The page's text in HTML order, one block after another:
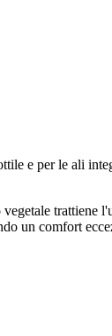
e per le ali
un comfort